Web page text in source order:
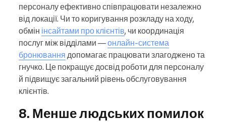
персоналу ефективно співпрацювати незалежно
від локації. Чи то коригування розкладу на ходу,
обмін інсайтами про клієнтів, чи координація
послуг між відділами —онлайн-система
бронювання допомагає працювати злагоджено та
гнучко. Це покращує досвід роботи для персоналу
й підвищує загальний рівень обслуговування
клієнтів.
8. Менше людських помилок